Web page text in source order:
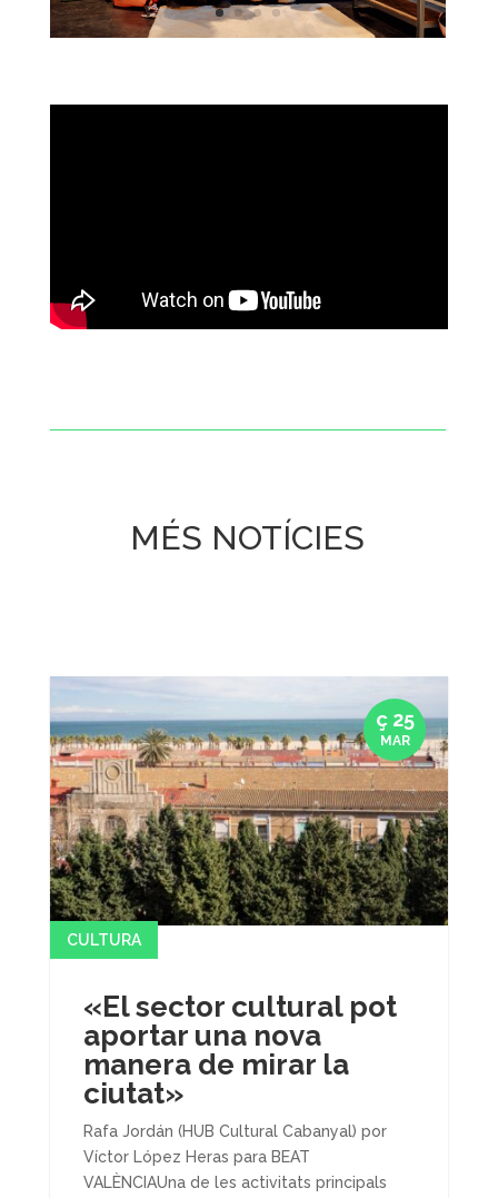
MÉS NOTÍCIES
«El sector cultural pot
aportar una nova
manera de mirar la
ciutat»
CULTURA
Rafa Jordán (HUB Cultural Cabanyal) por
Víctor López Heras para BEAT
VALÈNCIAUna de les activitats principals
ç 25
MAR